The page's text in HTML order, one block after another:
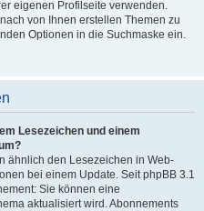
eigenen Profilseite verwenden.
von Ihnen erstellen Themen zu
Optionen in die Suchmaske ein.
Lesezeichen und einem
ähnlich den Lesezeichen in Web-
bei einem Update. Seit phpBB 3.1
Sie können eine
aktualisiert wird. Abonnements